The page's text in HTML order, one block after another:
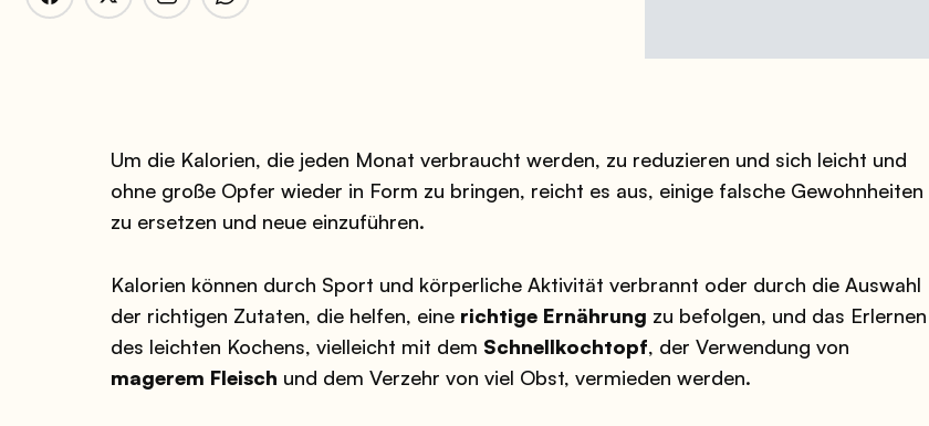
Um die Kalorien, die jeden Monat verbraucht werden, zu reduzieren und sich leicht und
ohne große Opfer wieder in Form zu bringen, reicht es aus, einige falsche Gewohnheiten
zu ersetzen und neue einzuführen.
Kalorien können durch Sport und körperliche Aktivität verbrannt oder durch die Auswahl
der richtigen Zutaten, die helfen, eine richtige Ernährung zu befolgen, und das Erlernen
des leichten Kochens, vielleicht mit dem Schnellkochtopf, der Verwendung von
magerem Fleisch und dem Verzehr von viel Obst, vermieden werden.